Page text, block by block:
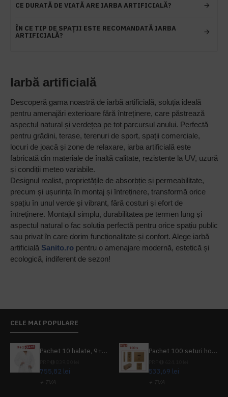
CE DURATĂ DE VIATĂ ARE IARBA ARTIFICIALĂ?
ÎN CE TIP DE SPAȚII ESTE RECOMANDATĂ IARBA
ARTIFICIALĂ?
Iarbă artificială
Descoperă gama noastră de iarbă artificială, soluția ideală
pentru amenajări exterioare fără întreținere, care păstrează
aspectul natural și verdețea pe tot parcursul anului. Perfectă
pentru grădini, terase, terenuri de sport, spații comerciale,
locuri de joacă și zone de relaxare, iarba artificială este
fabricată din materiale de înaltă calitate, rezistente la UV, uzură
și condiții meteo variabile.
Designul realist, proprietățile de absorbție și permeabilitate,
precum și ușurința în montaj și întreținere, transformă orice
spațiu în unul verde și vibrant, fără costuri și efort de
întreținere. Montajul simplu, durabilitatea pe termen lung și
aspectul natural o fac soluția perfectă pentru orice spațiu public
sau privat în care dorim funcționalitate și confort. Alege iarbă
artificială Sanito.ro pentru o amenajare modernă, estetică și
ecologică, indiferent de sezon!
CELE MAI POPULARE
Pachet 10 halate, 9+1 gratuit
755,82 lei
+ TVA
Pachet 100 seturi hoteliere, set dentar, set barbierit, casca de dus, pila unghii, set cusut
533,69 lei
+ TVA